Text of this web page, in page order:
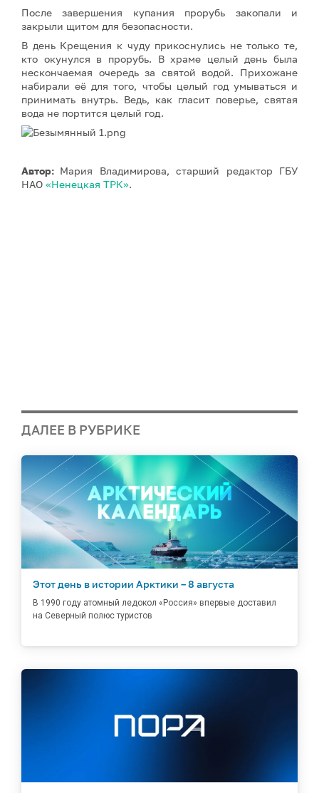
После завершения купания прорубь закопали и
закрыли щитом для безопасности.
В день Крещения к чуду прикоснулись не только те,
кто окунулся в прорубь. В храме целый день была
нескончаемая очередь за святой водой. Прихожане
набирали её для того, чтобы целый год умываться и
принимать внутрь. Ведь, как гласит поверье, святая
вода не портится целый год.
Автор: Мария Владимирова, старший редактор ГБУ
НАО «Ненецкая ТРК».
ДАЛЕЕ В РУБРИКЕ
Этот день в истории Арктики – 8 августа
В 1990 году атомный ледокол «Россия» впервые доставил
на Северный полюс туристов